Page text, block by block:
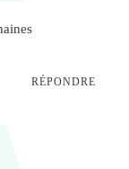
RÉPONDRE